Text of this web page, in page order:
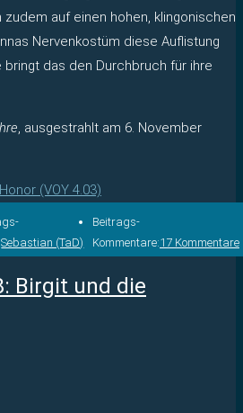
auf einen hohen, klingonischen
Nervenkostüm diese Auflistung
das den Durchbruch für ihre
, ausgestrahlt am 6. November
(VOY 4.03)
Sebastian (TaD)
Beitrags-
Kommentare:17 Kommentare
Birgit und die